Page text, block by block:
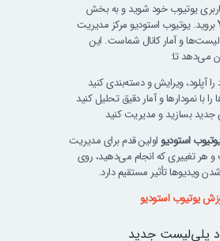
یوتیوب خود شوید و به بخش
بروید. یوتیوب استودیو مرکز مدیریت
و آمار کانال شماست. این
می‌دهد تا:
آپلود، ویرایش و دسته‌بندی کنید
را با نمودارها و آمار دقیق تحلیل کنید
بسازید و مدیریت کنید
یوتیوب استودیو اولین قدم برای مدیریت
و هر تغییری که انجام می‌دهید، روی
ویدیوها تأثیر مستقیم دارد.
یوتیوب استودیو